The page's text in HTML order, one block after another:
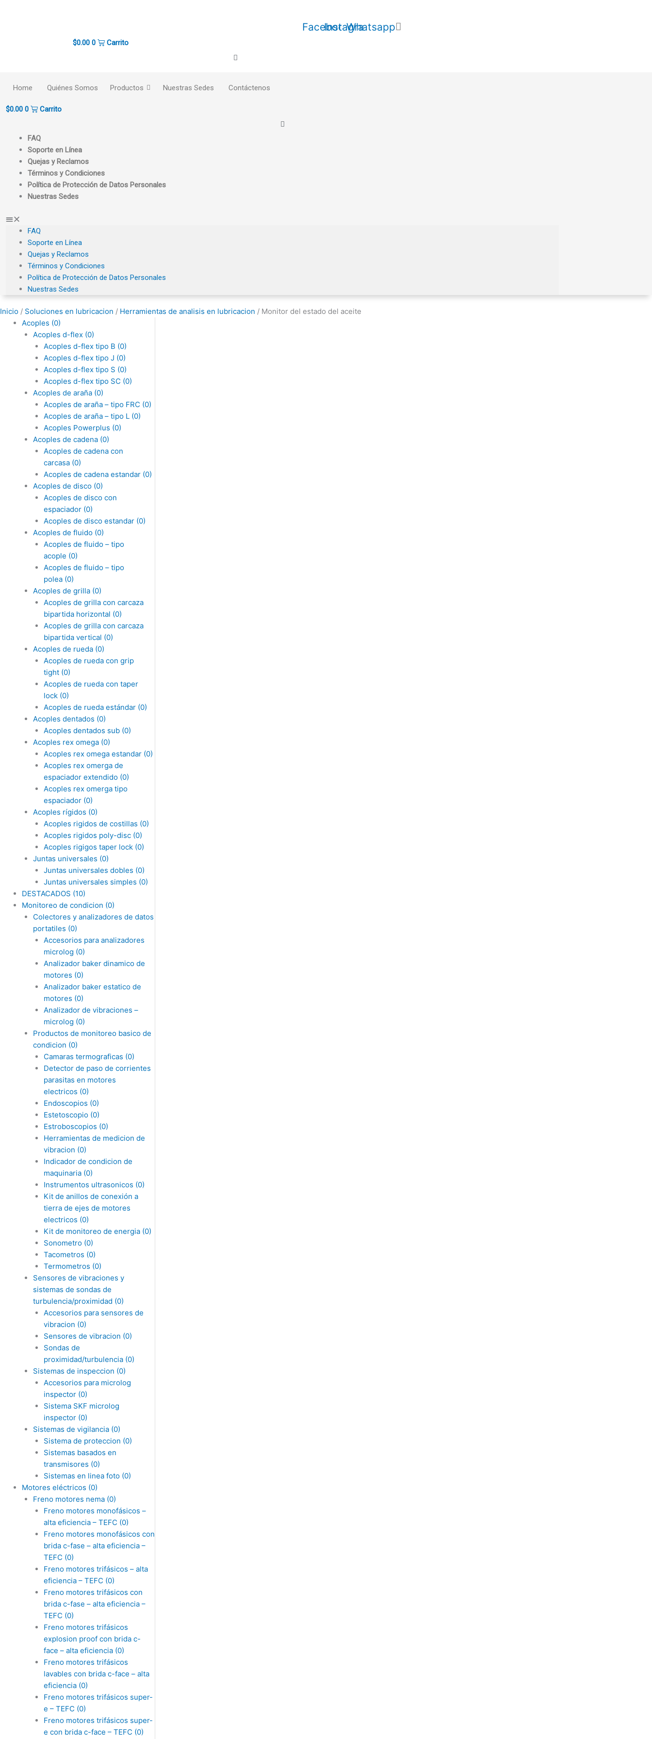
Facebook
Instagram
Whatsapp
$0.00 0 Carrito
Home Quiénes Somos Productos Nuestras Sedes Contáctenos
$0.00 0 Carrito
FAQ
Soporte en Línea
Quejas y Reclamos
Términos y Condiciones
Política de Protección de Datos Personales
Nuestras Sedes
FAQ
Soporte en Línea
Quejas y Reclamos
Términos y Condiciones
Política de Protección de Datos Personales
Nuestras Sedes
Inicio / Soluciones en lubricacion / Herramientas de analisis en lubricacion / Monitor del estado del aceite
Acoples (0)
Acoples d-flex (0)
Acoples d-flex tipo B (0)
Acoples d-flex tipo J (0)
Acoples d-flex tipo S (0)
Acoples d-flex tipo SC (0)
Acoples de araña (0)
Acoples de araña – tipo FRC (0)
Acoples de araña – tipo L (0)
Acoples Powerplus (0)
Acoples de cadena (0)
Acoples de cadena con
carcasa (0)
Acoples de cadena estandar (0)
Acoples de disco (0)
Acoples de disco con
espaciador (0)
Acoples de disco estandar (0)
Acoples de fluido (0)
Acoples de fluido – tipo
acople (0)
Acoples de fluido – tipo
polea (0)
Acoples de grilla (0)
Acoples de grilla con carcaza
bipartida horizontal (0)
Acoples de grilla con carcaza
bipartida vertical (0)
Acoples de rueda (0)
Acoples de rueda con grip
tight (0)
Acoples de rueda con taper
lock (0)
Acoples de rueda estándar (0)
Acoples dentados (0)
Acoples dentados sub (0)
Acoples rex omega (0)
Acoples rex omega estandar (0)
Acoples rex omerga de
espaciador extendido (0)
Acoples rex omerga tipo
espaciador (0)
Acoples rígidos (0)
Acoples rigidos de costillas (0)
Acoples rigidos poly-disc (0)
Acoples rigigos taper lock (0)
Juntas universales (0)
Juntas universales dobles (0)
Juntas universales simples (0)
DESTACADOS (10)
Monitoreo de condicion (0)
Colectores y analizadores de datos
portatiles (0)
Accesorios para analizadores
microlog (0)
Analizador baker dinamico de
motores (0)
Analizador baker estatico de
motores (0)
Analizador de vibraciones –
microlog (0)
Productos de monitoreo basico de
condicion (0)
Camaras termograficas (0)
Detector de paso de corrientes
parasitas en motores
electricos (0)
Endoscopios (0)
Estetoscopio (0)
Estroboscopios (0)
Herramientas de medicion de
vibracion (0)
Indicador de condicion de
maquinaria (0)
Instrumentos ultrasonicos (0)
Kit de anillos de conexión a
tierra de ejes de motores
electricos (0)
Kit de monitoreo de energia (0)
Sonometro (0)
Tacometros (0)
Termometros (0)
Sensores de vibraciones y
sistemas de sondas de
turbulencia/proximidad (0)
Accesorios para sensores de
vibracion (0)
Sensores de vibracion (0)
Sondas de
proximidad/turbulencia (0)
Sistemas de inspeccion (0)
Accesorios para microlog
inspector (0)
Sistema SKF microlog
inspector (0)
Sistemas de vigilancia (0)
Sistema de proteccion (0)
Sistemas basados en
transmisores (0)
Sistemas en linea foto (0)
Motores eléctricos (0)
Freno motores nema (0)
Freno motores monofásicos –
alta eficiencia – TEFC (0)
Freno motores monofásicos con
brida c-fase – alta eficiencia –
TEFC (0)
Freno motores trifásicos – alta
eficiencia – TEFC (0)
Freno motores trifásicos con
brida c-fase – alta eficiencia –
TEFC (0)
Freno motores trifásicos
explosion proof con brida c-
face – alta eficiencia (0)
Freno motores trifásicos
lavables con brida c-face – alta
eficiencia (0)
Freno motores trifásicos super-
e – TEFC (0)
Freno motores trifásicos super-
e con brida c-face – TEFC (0)